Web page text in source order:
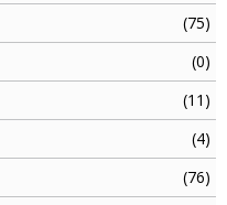
(75)
(0)
(11)
(4)
(76)